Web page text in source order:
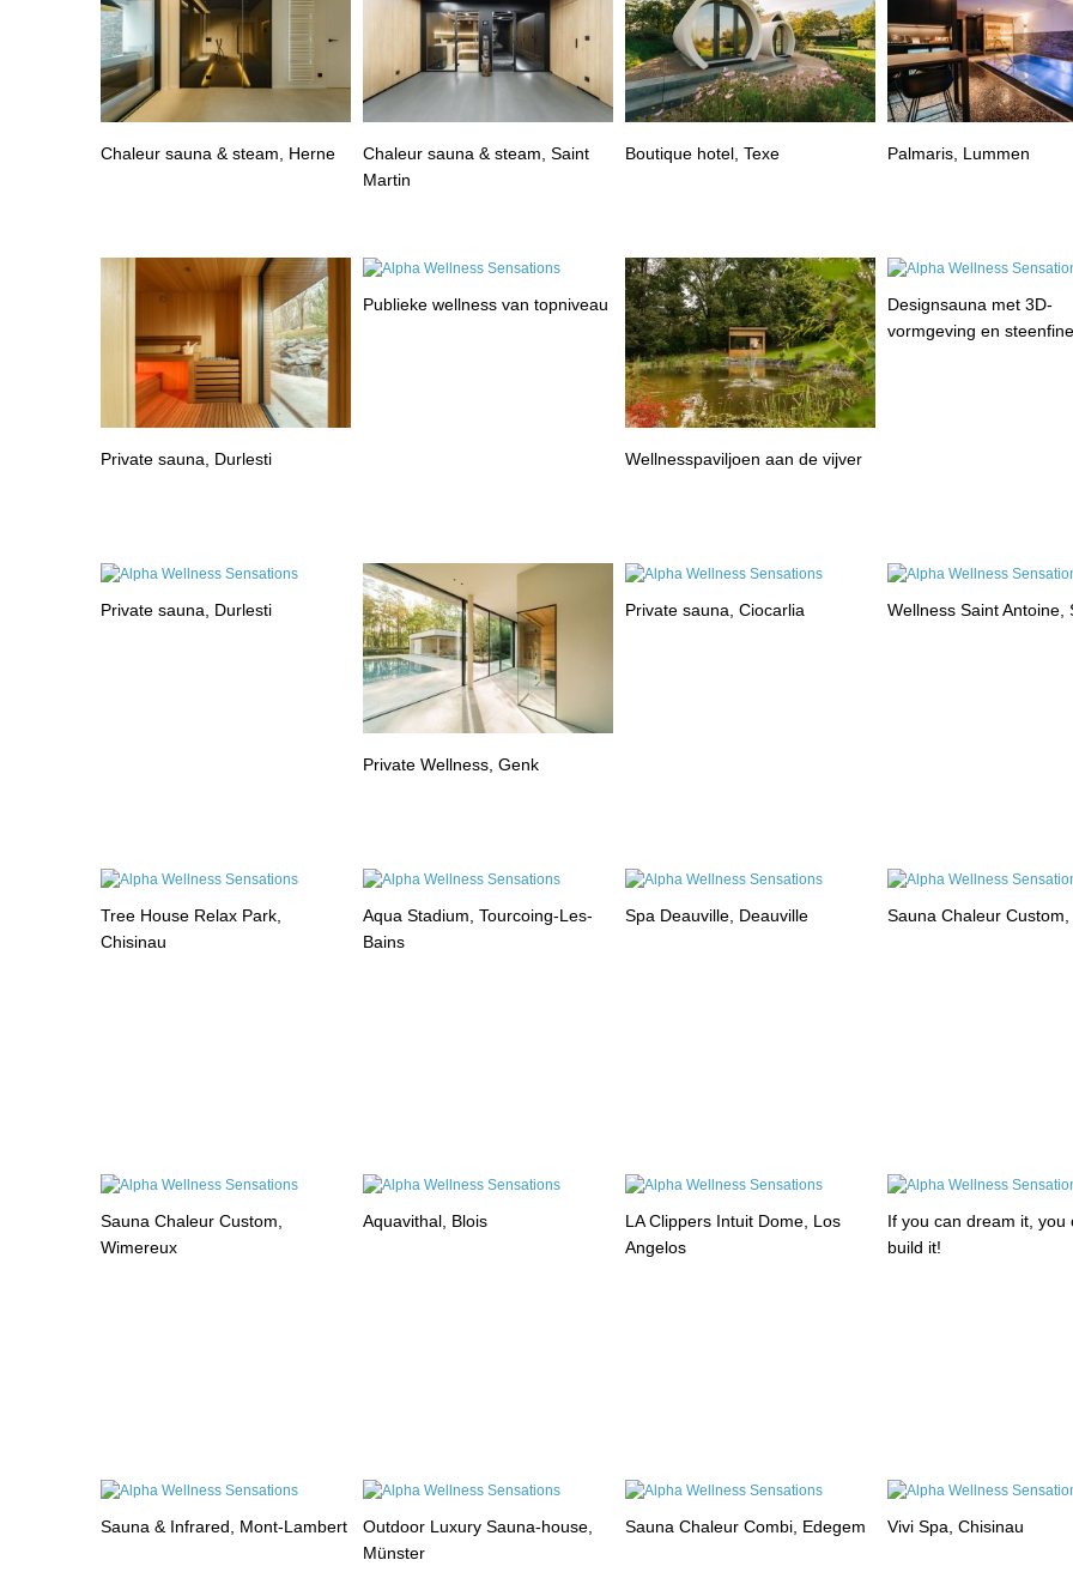
Chaleur sauna & steam, Herne
Chaleur sauna & steam, Saint
Martin
Boutique hotel, Texe Palmaris, Lummen
Private sauna, Durlesti
Publieke wellness van topniveau
Wellnesspaviljoen aan de vijver
Designsauna met 3D-
vormgeving en
Private sauna, Durlesti
Private Wellness, Genk
Private sauna, Ciocarlia Wellness Saint Antoine,
Tree House Relax Park,
Chisinau
Aqua Stadium, Tourcoing-Les-
Bains
Spa Deauville, Deauville Sauna Chaleur
Sauna Chaleur Custom,
Wimereux
Aquavithal, Blois
LA Clippers Intuit Dome, Los
Angelos
If you can dream it, you
build it!
Sauna & Infrared, Mont-Lambert
Outdoor Luxury Sauna-house,
Münster
Sauna Chaleur Combi, Edegem Vivi Spa, Chisinau